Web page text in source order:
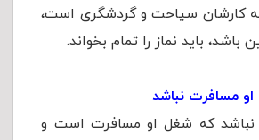
کارشان سیاحت و گردشگری است،
باشد، باید نماز را تمام بخواند.
مسافرت نباشد
نباشد که شغل او مسافرت است و